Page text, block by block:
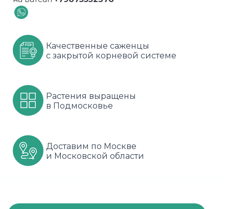
Шелковица
Яблони
Сортовые
Черника
Шиповник
Спрей
Флорибунда
Чайно гибридные
Шрабы
Качественные саженцы
с закрытой корневой системе
Растения выращены
в Подмосковье
Доставим по Москве
и Московской области